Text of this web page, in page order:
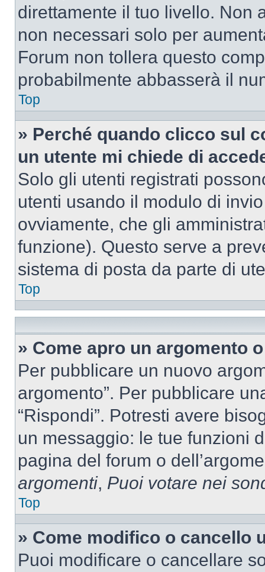
direttamente il tuo livello. Non
non necessari solo per
Forum non tollera questo
probabilmente abbasserà il
Top
» Perché quando clicco sul
un utente mi chiede di
Solo gli utenti registrati
utenti usando il modulo di
ovviamente, che gli
funzione). Questo serve a
sistema di posta da parte di
Top
» Come apro un argomento
Per pubblicare un nuovo
argomento”. Per pubblicare
“Rispondi”. Potresti avere
un messaggio: le tue funzioni
pagina del forum o
argomenti, Puoi votare nei
Top
» Come modifico o cancello
Puoi modificare o cancellare